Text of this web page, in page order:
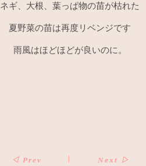
ネギ、大根、葉っぱ物の苗が枯れた
夏野菜の苗は再度リベンジです
雨風はほどほどが良いのに。
◁ Prev | Next ▷